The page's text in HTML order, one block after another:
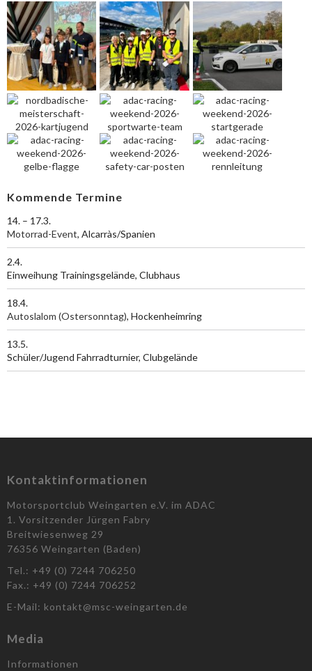
Kommende Termine
14. – 17.3.
Motorrad-Event, Alcarràs/Spanien
2.4.
Einweihung Trainingsgelände, Clubhaus
18.4.
Autoslalom (Ostersonntag), Hockenheimring
13.5.
Schüler/Jugend Fahrradturnier, Clubgelände
Kontaktinformationen
Motorsportclub Weingarten e.V. im ADAC
1. Vorsitzender Jürgen Fabry
Breitwiesenweg 29
76356 Weingarten (Baden)
Tel.: +49 (0) 7244 706250
Fax.: +49 (0) 7244 706252
E-Mail: kontakt@msc-weingarten.de
Media
Informationen